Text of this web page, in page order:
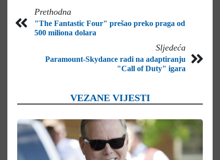
Prethodna
"The Fantastic Four" prešao preko praga od
500 miliona dolara
Sljedeća
Paramount-Skydance radi na adaptiranju
"Call of Duty" igara
VEZANE VIJESTI